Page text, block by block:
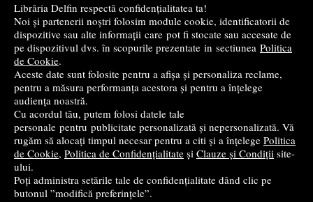
Librăria Delfin respectă confidențialitatea ta!
Noi și partenerii noștri folosim module cookie, identificatorii de
dispozitive sau alte informații care pot fi stocate sau accesate de
pe dispozitivul dvs. în scopurile prezentate in sectiunea Politica
de Cookie.
Aceste date sunt folosite pentru a afișa și personaliza reclame,
pentru a măsura performanța acestora și pentru a înțelege
audiența noastră.
Cu acordul tău, putem folosi datele tale
personale pentru publicitate personalizată și nepersonalizată. Vă
rugăm să alocați timpul necesar pentru a citi și a înțelege Politica
de Cookie, Politica de Confidențialitate și Clauze și Condiții site-
ului.
Poți administra setările tale de confidențialitate dând clic pe
butonul ”modifică preferințele”.
Cele mai bune cărți de istorie
Top cărți beletristică
...toate știrile
© 2004 - 2026 Grup DZC SRL
Magazin onlinecreat de Vital Soft
Created in 0.1172 sec